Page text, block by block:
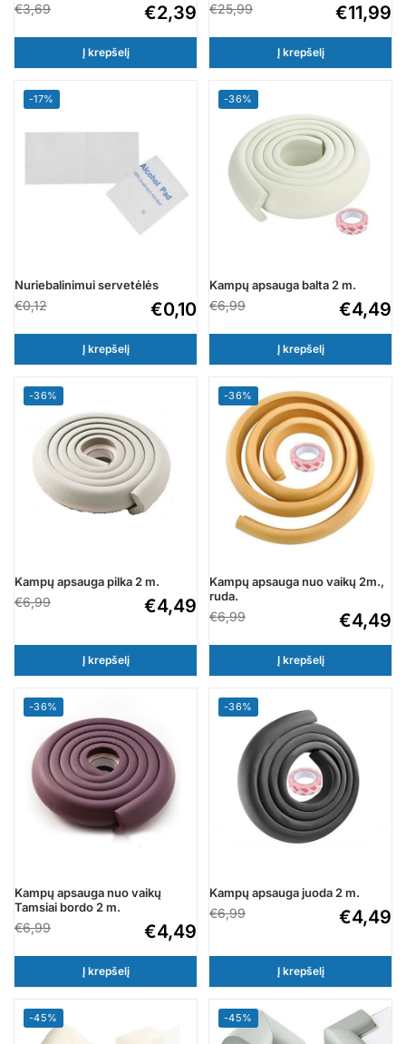
€3,69 €2,39
Į krepšelį
€25,99 €11,99
Į krepšelį
-17%
Nuriebalinimui servetėlės
€0,12 €0,10
Į krepšelį
-36%
Kampų apsauga balta 2 m.
€6,99 €4,49
Į krepšelį
-36%
Kampų apsauga pilka 2 m.
€6,99 €4,49
Į krepšelį
-36%
Kampų apsauga nuo vaikų 2m.,
ruda.
€6,99 €4,49
Į krepšelį
-36%
Kampų apsauga nuo vaikų
Tamsiai bordo 2 m.
€6,99 €4,49
Į krepšelį
-36%
Kampų apsauga juoda 2 m.
€6,99 €4,49
Į krepšelį
-45% -45%